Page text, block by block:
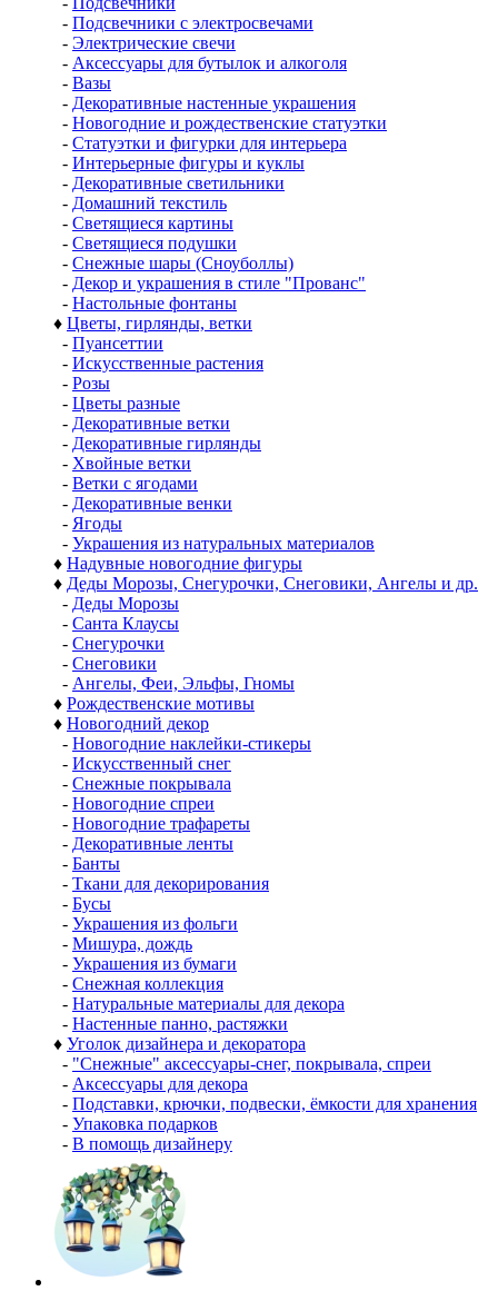
- Подсвечники с электросвечами
- Электрические свечи
- Аксессуары для бутылок и алкоголя
- Вазы
- Декоративные настенные украшения
- Новогодние и рождественские статуэтки
- Статуэтки и фигурки для интерьера
- Интерьерные фигуры и куклы
- Декоративные светильники
- Домашний текстиль
- Светящиеся картины
- Светящиеся подушки
- Снежные шары (Сноуболлы)
- Декор и украшения в стиле "Прованс"
- Настольные фонтаны
♦ Цветы, гирлянды, ветки
- Пуансеттии
- Искусственные растения
- Розы
- Цветы разные
- Декоративные ветки
- Декоративные гирлянды
- Хвойные ветки
- Ветки с ягодами
- Декоративные венки
- Ягоды
- Украшения из натуральных материалов
♦ Надувные новогодние фигуры
♦ Деды Морозы, Снегурочки, Снеговики, Ангелы и др.
- Деды Морозы
- Санта Клаусы
- Снегурочки
- Снеговики
- Ангелы, Феи, Эльфы, Гномы
♦ Рождественские мотивы
♦ Новогодний декор
- Новогодние наклейки-стикеры
- Искусственный снег
- Снежные покрывала
- Новогодние спреи
- Новогодние трафареты
- Декоративные ленты
- Банты
- Ткани для декорирования
- Бусы
- Украшения из фольги
- Мишура, дождь
- Украшения из бумаги
- Снежная коллекция
- Натуральные материалы для декора
- Настенные панно, растяжки
♦ Уголок дизайнера и декоратора
- "Снежные" аксессуары-снег, покрывала, спреи
- Аксессуары для декора
- Подставки, крючки, подвески, ёмкости для хранения
- Упаковка подарков
- В помощь дизайнеру